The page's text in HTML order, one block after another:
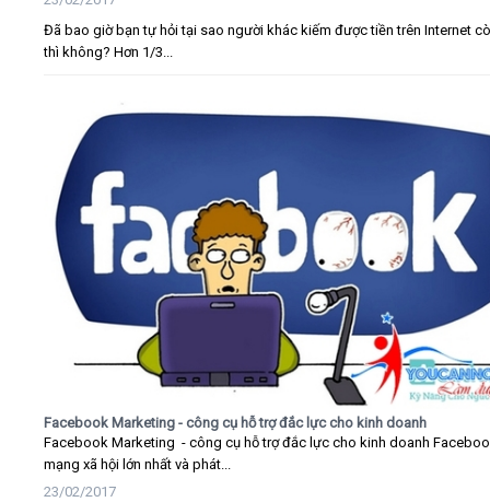
Đã bao giờ bạn tự hỏi tại sao người khác kiếm được tiền trên Internet
thì không? Hơn 1/3...
Facebook Marketing - công cụ hỗ trợ đắc lực cho kinh doanh
Facebook Marketing - công cụ hỗ trợ đắc lực cho kinh doanh
mạng xã hội lớn nhất và phát...
23/02/2017